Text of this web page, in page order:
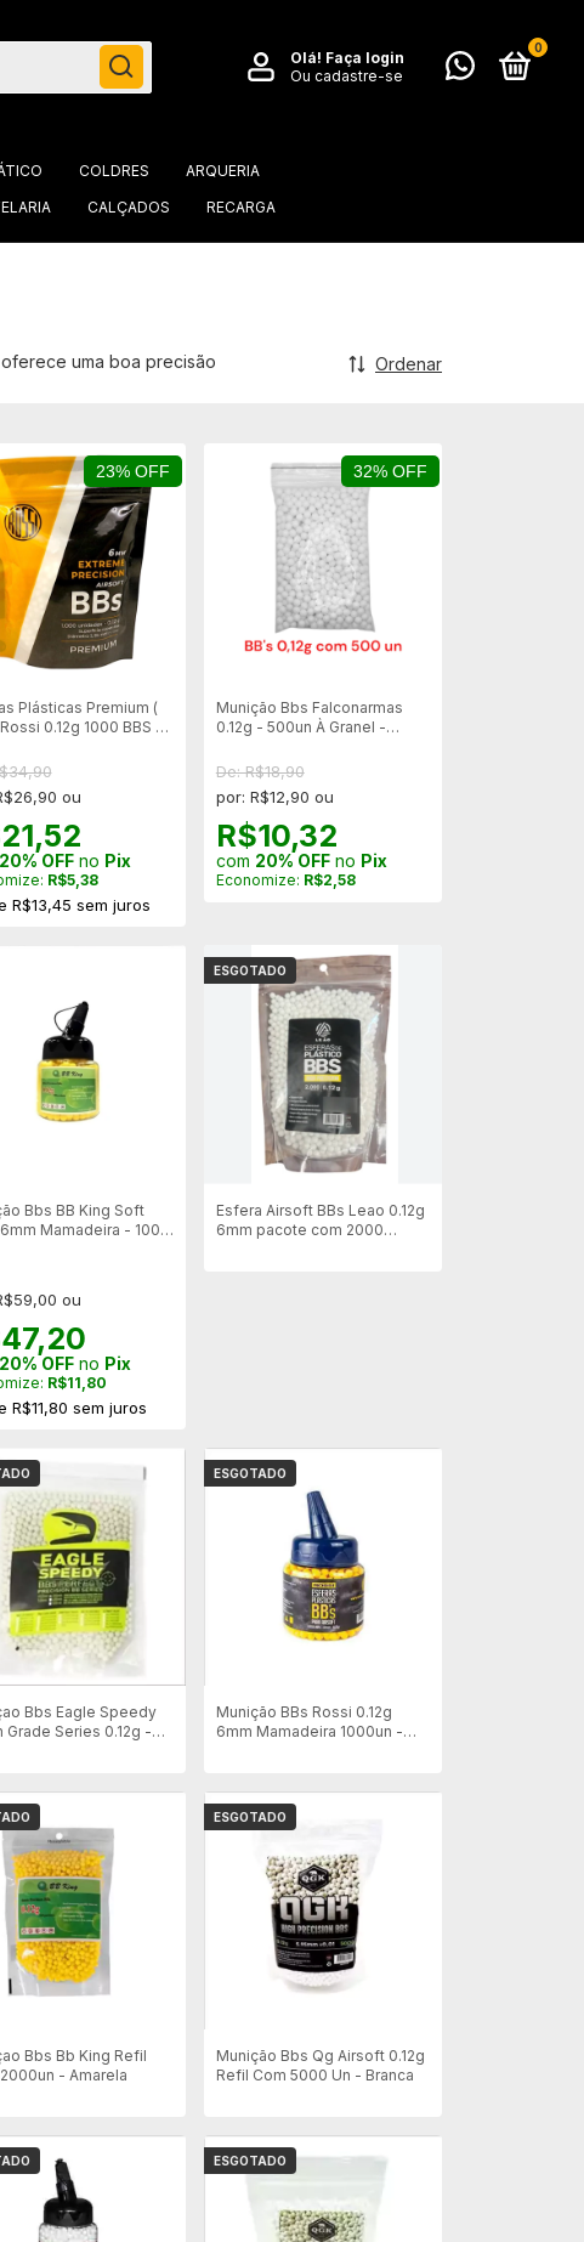
Olá! Faça login
Ou cadastre-se
0
COLDRES
ARQUERIA
CALÇADOS RECARGA
uma boa precisão Ordenar
23% OFF
Plásticas Premium (
0.12g 1000 BBS -
ou
20% OFFno Pix
R$5,38
R$13,45 sem juros
32% OFF
Munição Bbs Falconarmas
0.12g - 500un À Granel -
De: R$18,90
por: R$12,90 ou
R$10,32
com 20% OFFno Pix
Economize: R$2,58
Bbs BB King Soft
6mm Mamadeira - 1000
ou
20% OFFno Pix
R$11,80
R$11,80 sem juros
ESGOTADO
Esfera Airsoft BBs Leao 0.12g
6mm pacote com 2000
Bbs Eagle Speedy
Grade Series 0.12g -
ESGOTADO
Munição BBs Rossi 0.12g
6mm Mamadeira 1000un -
Bbs Bb King Refil
2000un - Amarela
ESGOTADO
Munição Bbs Qg Airsoft 0.12g
Refil Com 5000 Un - Branca
ESGOTADO